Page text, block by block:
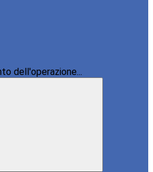
dell'operazione...